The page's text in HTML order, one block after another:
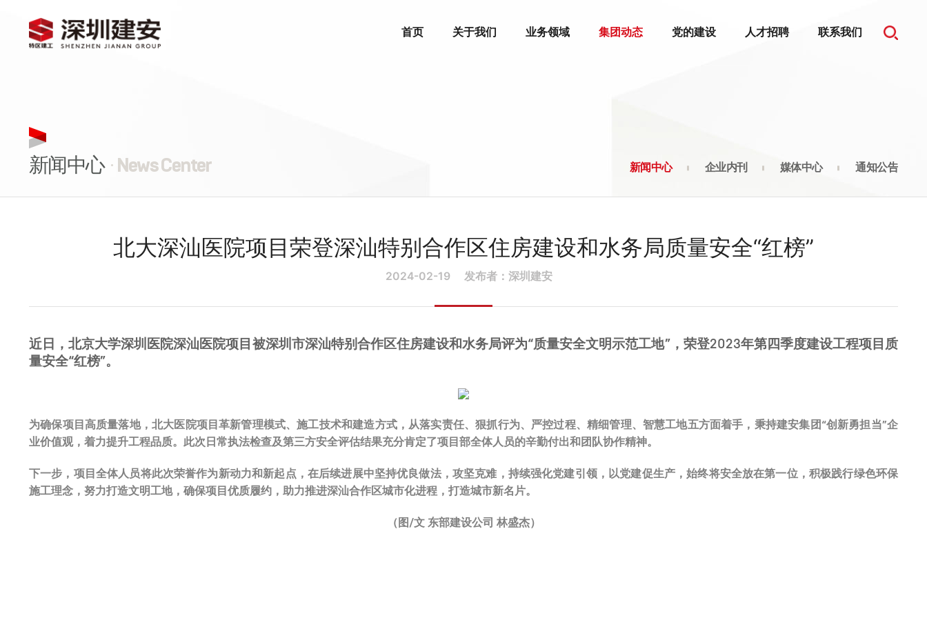
首页 关于我们 业务领域 集团动态 党的建设 人才招聘 联系我们
新闻中心 · News Center 新闻中心 企业内刊 媒体中心 通知公告
北大深汕医院项目荣登深汕特别合作区住房建设和水务局质量安全“红榜”
2024-02-19 发布者：深圳建安
近日，北京大学深圳医院深汕医院项目被深圳市深汕特别合作区住房建设和水务局评为“质量安全文明示范工地”，荣登2023年第四季度建设工程项目质
量安全“红榜”。
为确保项目高质量落地，北大医院项目革新管理模式、施工技术和建造方式，从落实责任、狠抓行为、严控过程、精细管理、智慧工地五方面着手，秉持建安集团“创新勇担当”企
业价值观，着力提升工程品质。此次日常执法检查及第三方安全评估结果充分肯定了项目部全体人员的辛勤付出和团队协作精神。
下一步，项目全体人员将此次荣誉作为新动力和新起点，在后续进展中坚持优良做法，攻坚克难，持续强化党建引领，以党建促生产，始终将安全放在第一位，积极践行绿色环保
施工理念，努力打造文明工地，确保项目优质履约，助力推进深汕合作区城市化进程，打造城市新名片。
（图/文 东部建设公司 林盛杰）